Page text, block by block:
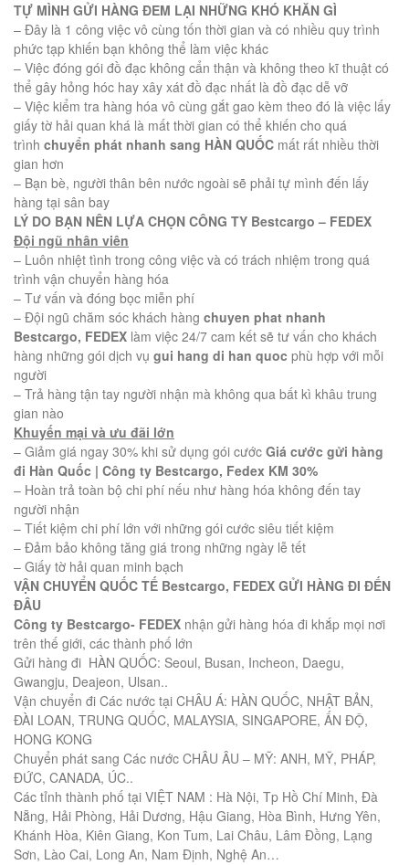
TỰ MÌNH GỬI HÀNG ĐEM LẠI NHỮNG KHÓ KHĂN GÌ
– Đây là 1 công việc vô cùng tốn thời gian và có nhiều quy trình
phức tạp khiến bạn không thể làm việc khác
– Việc đóng gói đồ đạc không cẩn thận và không theo kĩ thuật có
thể gây hỏng hóc hay xây xát đồ đạc nhất là đồ đạc dễ vỡ
– Việc kiểm tra hàng hóa vô cùng gắt gao kèm theo đó là việc lấy
giấy tờ hải quan khá là mất thời gian có thể khiến cho quá
trình chuyển phát nhanh sang HÀN QUỐC mất rất nhiều thời
gian hơn
– Bạn bè, người thân bên nước ngoài sẽ phải tự mình đến lấy
hàng tại sân bay
LÝ DO BẠN NÊN LỰA CHỌN CÔNG TY Bestcargo – FEDEX
Đội ngũ nhân viên
– Luôn nhiệt tình trong công việc và có trách nhiệm trong quá
trình vận chuyển hàng hóa
– Tư vấn và đóng bọc miễn phí
– Đội ngũ chăm sóc khách hàng chuyen phat nhanh
Bestcargo, FEDEX làm việc 24/7 cam kết sẽ tư vấn cho khách
hàng những gói dịch vụ gui hang di han quoc phù hợp với mỗi
người
– Trả hàng tận tay người nhận mà không qua bất kì khâu trung
gian nào
Khuyến mại và ưu đãi lớn
– Giảm giá ngay 30% khi sử dụng gói cước Giá cước gửi hàng
đi Hàn Quốc | Công ty Bestcargo, Fedex KM 30%
– Hoàn trả toàn bộ chi phí nếu như hàng hóa không đến tay
người nhận
– Tiết kiệm chi phí lớn với những gói cước siêu tiết kiệm
– Đảm bảo không tăng giá trong những ngày lễ tết
– Giấy tờ hải quan minh bạch
VẬN CHUYỂN QUỐC TẾ Bestcargo, FEDEX GỬI HÀNG ĐI ĐẾN
ĐÂU
Công ty Bestcargo- FEDEX nhận gửi hàng hóa đi khắp mọi nơi
trên thế giới, các thành phố lớn
Gửi hàng đi HÀN QUỐC: Seoul, Busan, Incheon, Daegu,
Gwangju, Deajeon, Ulsan..
Vận chuyển đi Các nước tại CHÂU Á: HÀN QUỐC, NHẬT BẢN,
ĐÀI LOAN, TRUNG QUỐC, MALAYSIA, SINGAPORE, ẤN ĐỘ,
HONG KONG
Chuyển phát sang Các nước CHÂU ÂU – MỸ: ANH, MỸ, PHÁP,
ĐỨC, CANADA, ÚC..
Các tỉnh thành phố tại VIỆT NAM : Hà Nội, Tp Hồ Chí Minh, Đà
Nẵng, Hải Phòng, Hải Dương, Hậu Giang, Hòa Bình, Hưng Yên,
Khánh Hòa, Kiên Giang, Kon Tum, Lai Châu, Lâm Đồng, Lạng
Sơn, Lào Cai, Long An, Nam Định, Nghệ An…